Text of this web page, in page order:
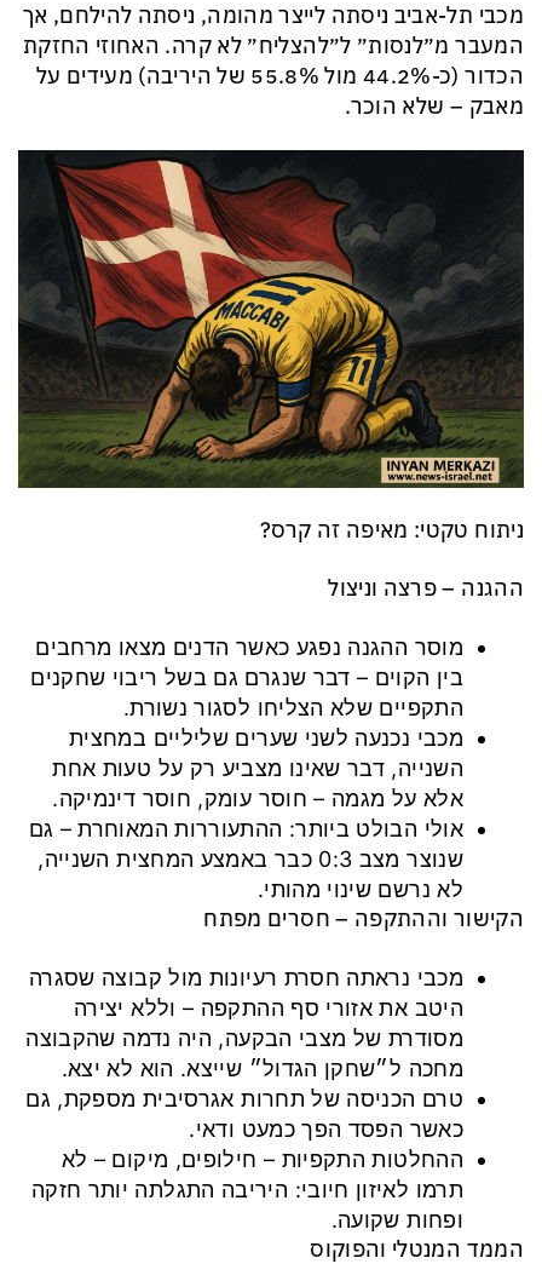
מכבי תל-אביב ניסתה לייצר מהומה, ניסתה להילחם, אך
המעבר מ״לנסות״ ל״להצליח״ לא קרה. האחוזי החזקת
הכדור (כ-44.2% מול ‎55.8% של היריבה) מעידים על
מאבק – שלא הוכר.
ניתוח טקטי: מאיפה זה קרס?
ההגנה – פרצה וניצול
מוסר ההגנה נפגע כאשר הדנים מצאו מרחבים
בין הקוים – דבר שנגרם גם בשל ריבוי שחקנים
התקפיים שלא הצליחו לסגור נשורת.
מכבי נכנעה לשני שערים שליליים במחצית
השנייה, דבר שאינו מצביע רק על טעות אחת
אלא על מגמה – חוסר עומק, חוסר דינמיקה.
אולי הבולט ביותר: ההתעוררות המאוחרת – גם
שנוצר מצב 0:3 כבר באמצע המחצית השנייה,
לא נרשם שינוי מהותי.
הקישור וההתקפה – חסרים מפתח
מכבי נראתה חסרת רעיונות מול קבוצה שסגרה
היטב את אזורי סף ההתקפה – וללא יצירה
מסודרת של מצבי הבקעה, היה נדמה שהקבוצה
מחכה ל״שחקן הגדול״ שייצא. הוא לא יצא.
טרם הכניסה של תחרות אגרסיבית מספקת, גם
כאשר הפסד הפך כמעט ודאי.
ההחלטות התקפיות – חילופים, מיקום – לא
תרמו לאיזון חיובי: היריבה התגלתה יותר חזקה
ופחות שקועה.
הממד המנטלי והפוקוס